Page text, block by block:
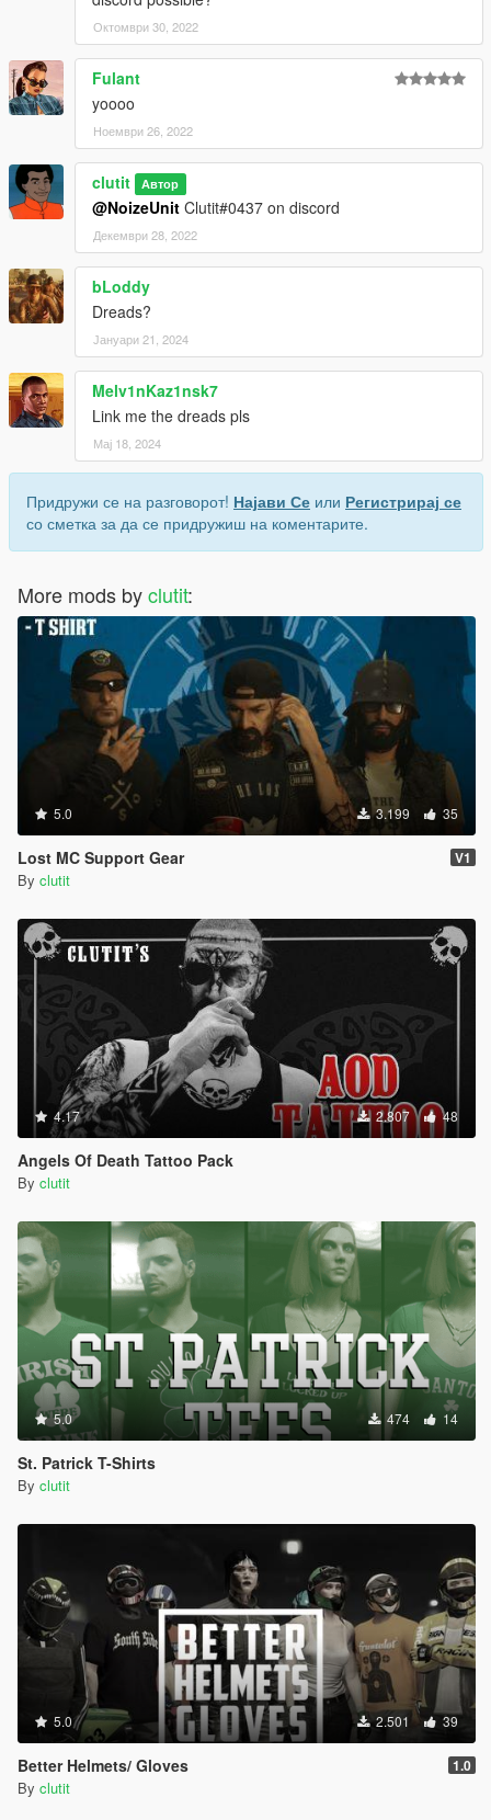
Октомври 30, 2022
Fulant
yoooo
Ноември 26, 2022
clutit Автор
@NoizeUnit Clutit#0437 on discord
Декември 28, 2022
bLoddy
Dreads?
Јануари 21, 2024
Melv1nKaz1nsk7
Link me the dreads pls
Мај 18, 2024
Придружи се на разговорот! Најави Се или Регистрирај се
со сметка за да се придружиш на коментарите.
More mods byclutit:
5.0 3.199 35
Lost MC Support Gear V1
By clutit
4.17 2.807 48
Angels Of Death Tattoo Pack
By clutit
5.0 474 14
St. Patrick T-Shirts
By clutit
5.0 2.501 39
Better Helmets/ Gloves 1.0
By clutit